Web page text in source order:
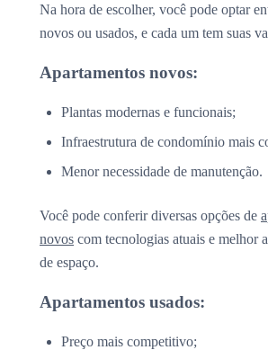
Na hora de escolher, você pode optar
novos ou usados, e cada um tem suas
Apartamentos novos:
Plantas modernas e funcionais;
Infraestrutura de condomínio mais
Menor necessidade de manutenção.
Você pode conferir diversas opções de
novos com tecnologias atuais e melhor
de espaço.
Apartamentos usados:
Preço mais competitivo;